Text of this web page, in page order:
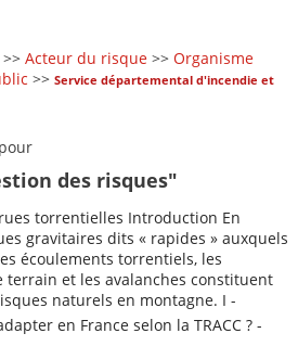
>> Acteur du risque >> Organisme
>> Service départemental d'incendie et
des risques"
torrentielles Introduction En
gravitaires dits « rapides » auxquels
écoulements torrentiels, les
terrain et les avalanches constituent
naturels en montagne. I -
en France selon la TRACC ? -